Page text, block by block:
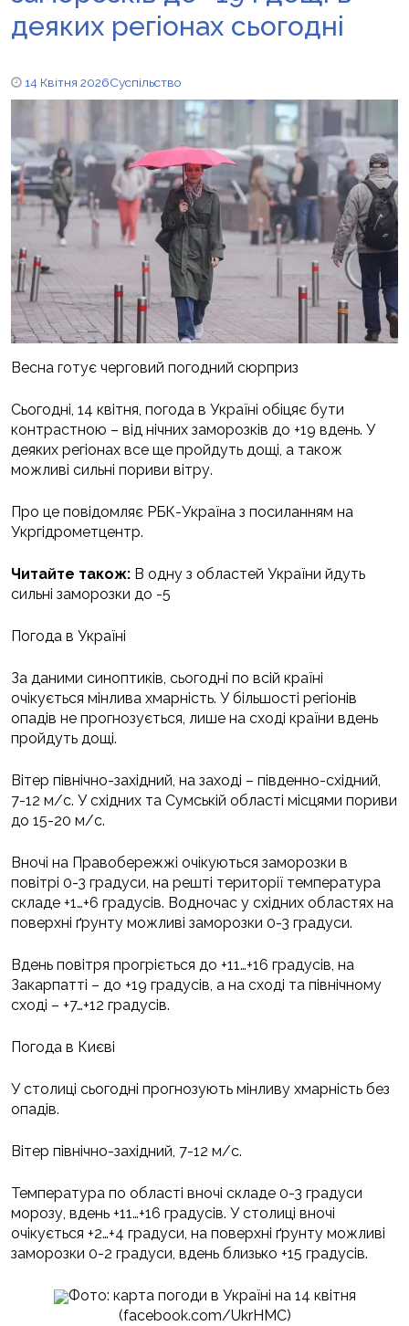
деяких регіонах сьогодні
14 Квітня 2026Суспільство
Весна готує черговий погодний сюрприз
Сьогодні, 14 квітня, погода в Україні обіцяє бути
контрастною – від нічних заморозків до +19 вдень. У
деяких регіонах все ще пройдуть дощі, а також
можливі сильні пориви вітру.
Про це повідомляє РБК-Україна з посиланням на
Укргідрометцентр.
Читайте також: В одну з областей України йдуть
сильні заморозки до -5
Погода в Україні
За даними синоптиків, сьогодні по всій країні
очікується мінлива хмарність. У більшості регіонів
опадів не прогнозується, лише на сході країни вдень
пройдуть дощі.
Вітер північно-західний, на заході – південно-східний,
7-12 м/с. У східних та Сумській області місцями пориви
до 15-20 м/с.
Вночі на Правобережжі очікуються заморозки в
повітрі 0-3 градуси, на решті території температура
складе +1…+6 градусів. Водночас у східних областях на
поверхні ґрунту можливі заморозки 0-3 градуси.
Вдень повітря прогріється до +11…+16 градусів, на
Закарпатті – до +19 градусів, а на сході та північному
сході – +7…+12 градусів.
Погода в Києві
У столиці сьогодні прогнозують мінливу хмарність без
опадів.
Вітер північно-західний, 7-12 м/с.
Температура по області вночі складе 0-3 градуси
морозу, вдень +11…+16 градусів. У столиці вночі
очікується +2…+4 градуси, на поверхні ґрунту можливі
заморозки 0-2 градуси, вдень близько +15 градусів.
Фото: карта погоди в Україні на 14 квітня
(facebook.com/UkrHMC)